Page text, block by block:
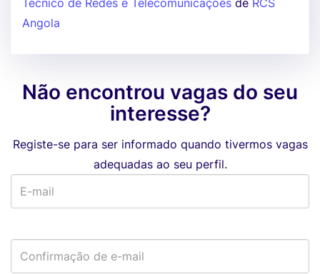
Técnico de Redes e Telecomunicações de RCS
Angola
Não encontrou vagas do seu
interesse?
Registe-se para ser informado quando tivermos vagas
adequadas ao seu perfil.